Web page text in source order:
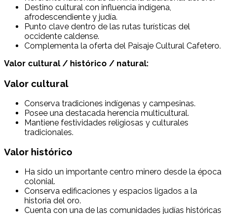
Destino cultural con influencia indígena,
afrodescendiente y judía.
Punto clave dentro de las rutas turísticas del
occidente caldense.
Complementa la oferta del Paisaje Cultural Cafetero.
Valor cultural / histórico / natural:
Valor cultural
Conserva tradiciones indígenas y campesinas.
Posee una destacada herencia multicultural.
Mantiene festividades religiosas y culturales
tradicionales.
Valor histórico
Ha sido un importante centro minero desde la época
colonial.
Conserva edificaciones y espacios ligados a la
historia del oro.
Cuenta con una de las comunidades judías históricas